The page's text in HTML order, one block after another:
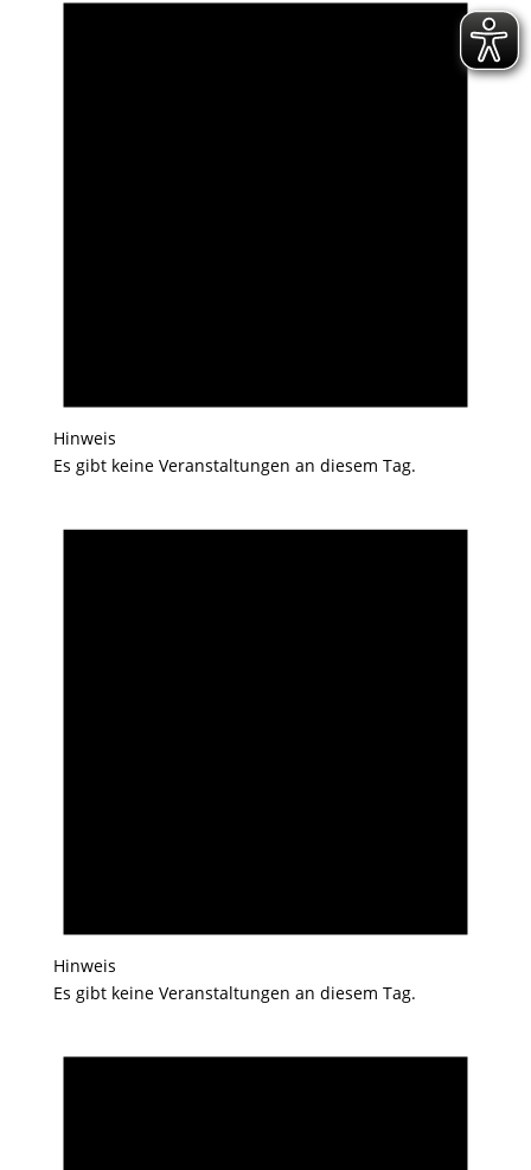
Hinweis
Es gibt keine Veranstaltungen an diesem Tag.
Hinweis
Es gibt keine Veranstaltungen an diesem Tag.